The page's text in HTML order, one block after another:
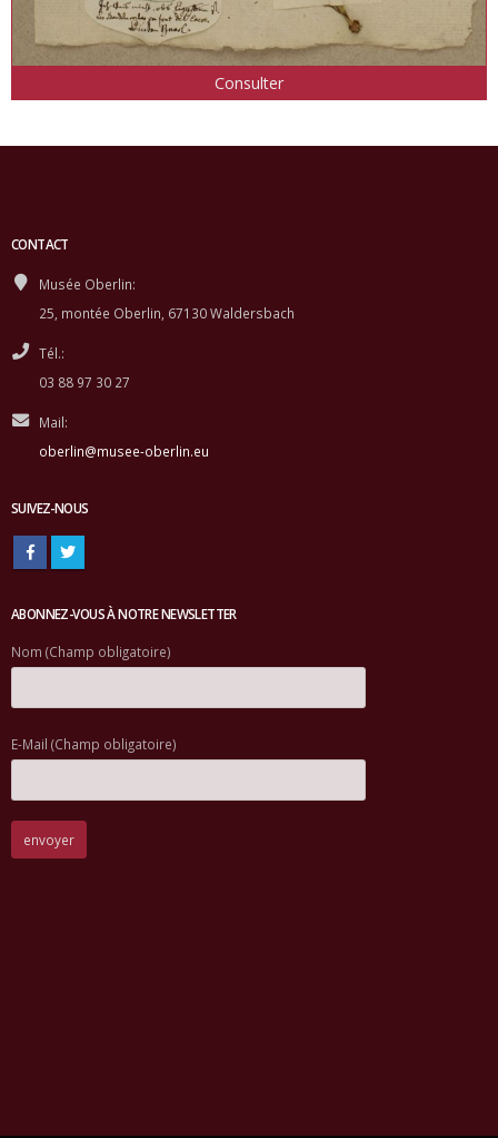
Consulter
CONTACT
Musée Oberlin:
25, montée Oberlin, 67130 Waldersbach
Tél.:
03 88 97 30 27
Mail:
oberlin@musee-oberlin.eu
SUIVEZ-NOUS
ABONNEZ-VOUS À NOTRE NEWSLETTER
Nom (Champ obligatoire)
E-Mail (Champ obligatoire)